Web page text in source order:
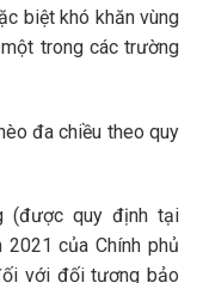
biệt khó khăn vùng
trong các trường
đa chiều theo quy
(được quy định tại
của Chính phủ
với đối tượng bảo